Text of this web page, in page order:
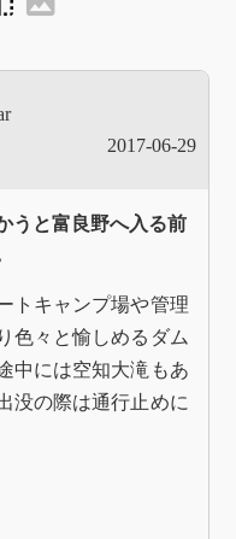
2017-06-29
うと富良野へ入る前
トキャンプ場や管理
色々と愉しめるダム
中には空知大滝もあ
没の際は通行止めに